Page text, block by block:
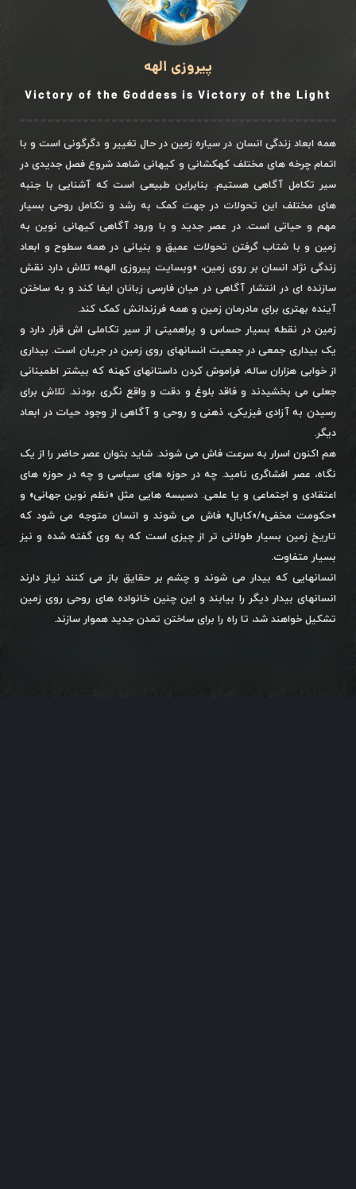
پیروزی الهه
Victory of the Goddess is Victory of the Light
همه ابعاد زندگی انسان در سیاره زمین در حال تغییر و دگرگونی است و با
اتمام چرخه های مختلف کهکشانی و کیهانی شاهد شروع فصل جدیدی در
سیر تکامل آگاهی هستیم. بنابراین طبیعی است که آشنایی با جنبه
های مختلف این تحولات در جهت کمک به رشد و تکامل روحی بسیار
مهم و حیاتی است. در عصر جدید و با ورود آگاهی کیهانی نوین به
زمین و با شتاب گرفتن تحولات عمیق و بنیانی در همه سطوح و ابعاد
زندگی نژاد انسان بر روی زمین، «وبسایت پیروزی الهه» تلاش دارد نقش
سازنده ای در انتشار آگاهی در میان فارسی زبانان ایفا کند و به ساختن
آینده بهتری برای مادرمان زمین و همه فرزندانش کمک کند.
زمین در نقطه بسیار حساس و پراهمیتی از سیر تکاملی اش قرار دارد و
یک بیداری جمعی در جمعیت انسانهای روی زمین در جریان است. بیداری
از خوابی هزاران ساله، فراموش کردن داستانهای کهنه که بیشتر اطمینانی
جعلی می بخشیدند و فاقد بلوغ و دقت و واقع نگری بودند. تلاش برای
رسیدن به آزادی فیزیکی، ذهنی و روحی و آگاهی از وجود حیات در ابعاد
دیگر.
هم اکنون اسرار به سرعت فاش می شوند. شاید بتوان عصر حاضر را از یک
نگاه، عصر افشاگری نامید. چه در حوزه های سیاسی و چه در حوزه های
اعتقادی و اجتماعی و یا علمی. دسیسه هایی مثل «نظم نوین جهانی» و
«حکومت مخفی»/«کابال» فاش می شوند و انسان متوجه می شود که
تاریخ زمین بسیار طولانی تر از چیزی است که به وی گفته شده و نیز
بسیار متفاوت.
انسانهایی که بیدار می شوند و چشم بر حقایق باز می کنند نیاز دارند
انسانهای بیدار دیگر را بیابند و این چنین خانواده های روحی روی زمین
تشکیل خواهند شد، تا راه را برای ساختن تمدن جدید هموار سازند.